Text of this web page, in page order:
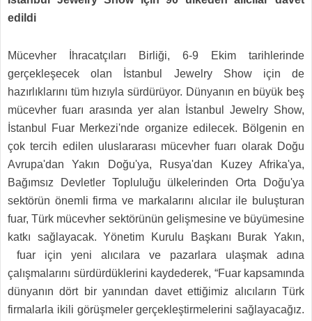
edildi
Mücevher İhracatçıları Birliği, 6-9 Ekim tarihlerinde
gerçekleşecek olan İstanbul Jewelry Show için de
hazırlıklarını tüm hızıyla sürdürüyor. Dünyanın en büyük beş
mücevher fuarı arasında yer alan İstanbul Jewelry Show,
İstanbul Fuar Merkezi'nde organize edilecek. Bölgenin en
çok tercih edilen uluslararası mücevher fuarı olarak Doğu
Avrupa'dan Yakın Doğu'ya, Rusya'dan Kuzey Afrika'ya,
Bağımsız Devletler Topluluğu ülkelerinden Orta Doğu'ya
sektörün önemli firma ve markalarını alıcılar ile buluşturan
fuar, Türk mücevher sektörünün gelişmesine ve büyümesine
katkı sağlayacak. Yönetim Kurulu Başkanı Burak Yakın,
fuar için yeni alıcılara ve pazarlara ulaşmak adına
çalışmalarını sürdürdüklerini kaydederek, “Fuar kapsamında
dünyanın dört bir yanından davet ettiğimiz alıcıların Türk
firmalarla ikili görüşmeler gerçekleştirmelerini sağlayacağız.